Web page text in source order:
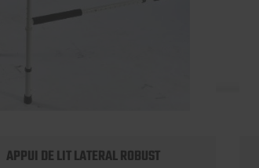
APPUI DE LIT LATERAL ROBUST